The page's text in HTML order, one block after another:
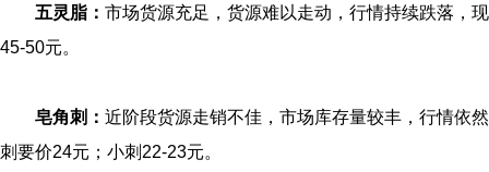
五灵脂： 市场货源充足，货源难以走动，行情持续跌落，
45-50元。
皂角刺： 近阶段货源走销不佳，市场库存量较丰，行情依
刺要价24元；小刺22-23元。